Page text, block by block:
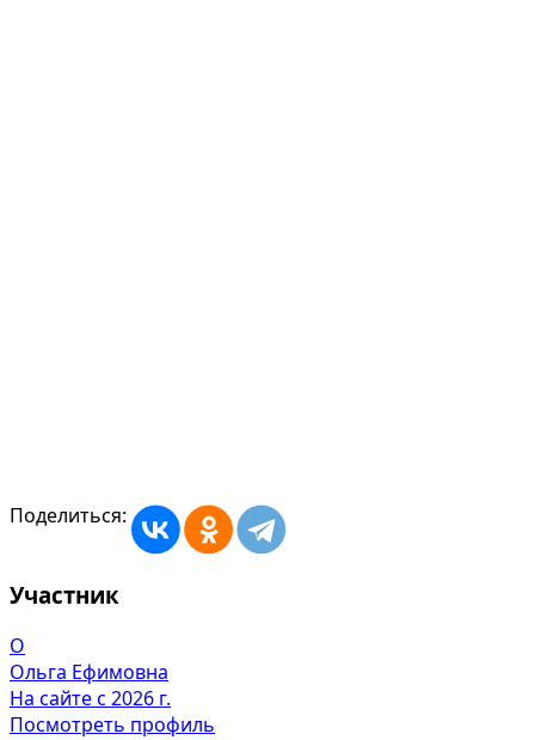
Поделиться:
Участник
О
Ольга Ефимовна
На сайте с 2026 г.
Посмотреть профиль